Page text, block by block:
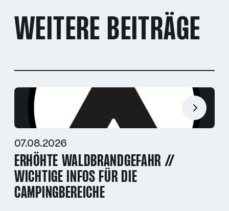
WEITERE BEITRÄGE
07.08.2026
ERHÖHTE WALDBRANDGEFAHR //
WICHTIGE INFOS FÜR DIE
CAMPINGBEREICHE